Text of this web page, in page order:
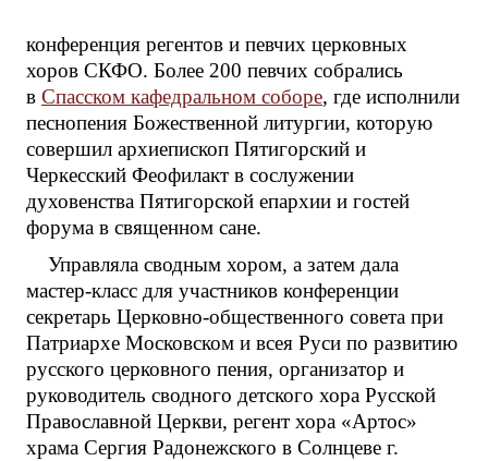
конференция регентов и певчих церковных
хоров СКФО. Более 200 певчих собрались
в Спасском кафедральном соборе, где исполнили
песнопения Божественной литургии, которую
совершил архиепископ Пятигорский и
Черкесский Феофилакт в сослужении
духовенства Пятигорской епархии и гостей
форума в священном сане.
Управляла сводным хором, а затем дала
мастер-класс для участников конференции
секретарь Церковно-общественного совета при
Патриархе Московском и всея Руси по развитию
русского церковного пения, организатор и
руководитель сводного детского хора Русской
Православной Церкви, регент хора «Артос»
храма Сергия Радонежского в Солнцеве г.